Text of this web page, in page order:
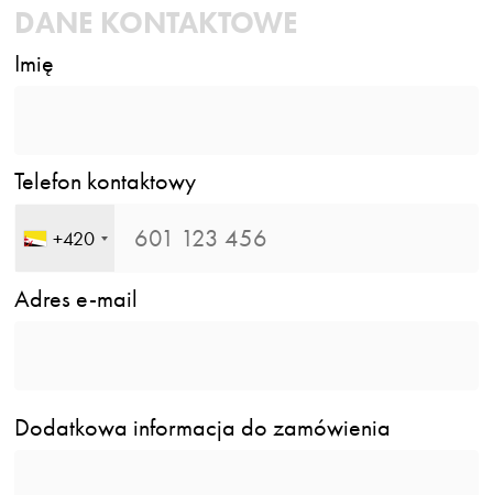
DANE KONTAKTOWE
Imię
Telefon kontaktowy
+420
Adres e-mail
Dodatkowa informacja do zamówienia